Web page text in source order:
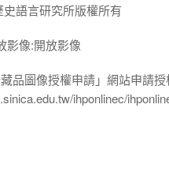
語言研究所版權所有
影像:開放影像
品圖像授權申請」網站申請授
ihponlinec/